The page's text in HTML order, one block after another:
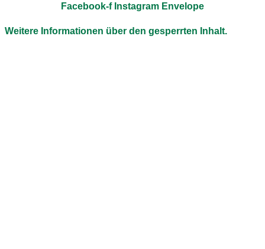
Facebook-f Instagram Envelope
Weitere Informationen über den gesperrten Inhalt.